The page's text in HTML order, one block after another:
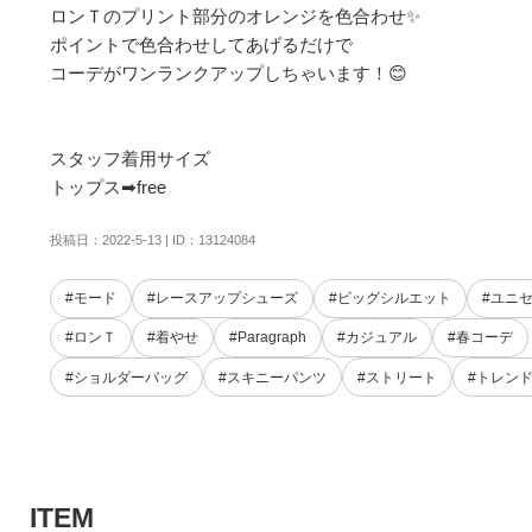
ロンＴのプリント部分のオレンジを色合わせ✨
ポイントで色合わせしてあげるだけで
コーデがワンランクアップしちゃいます！😊
スタッフ着用サイズ
トップス➡︎free
投稿日：2022-5-13 | ID：13124084
#モード #レースアップシューズ #ビッグシルエット #ユニ
#ロンＴ #着やせ #Paragraph #カジュアル #春コーデ
#ショルダーバッグ #スキニーパンツ #ストリート #トレンド